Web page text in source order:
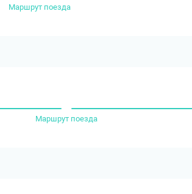
Маршрут поезда
Маршрут поезда